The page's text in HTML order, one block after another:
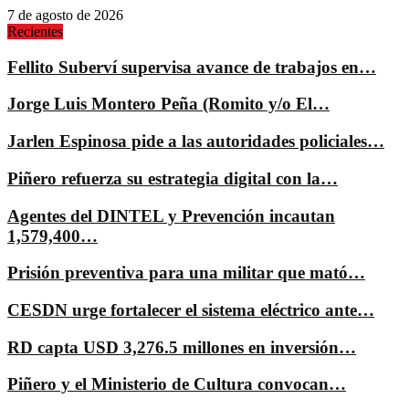
7 de agosto de 2026
Recientes
Fellito Suberví supervisa avance de trabajos en…
Jorge Luis Montero Peña (Romito y/o El…
Jarlen Espinosa pide a las autoridades policiales…
Piñero refuerza su estrategia digital con la…
Agentes del DINTEL y Prevención incautan
1,579,400…
Prisión preventiva para una militar que mató…
CESDN urge fortalecer el sistema eléctrico ante…
RD capta USD 3,276.5 millones en inversión…
Piñero y el Ministerio de Cultura convocan…